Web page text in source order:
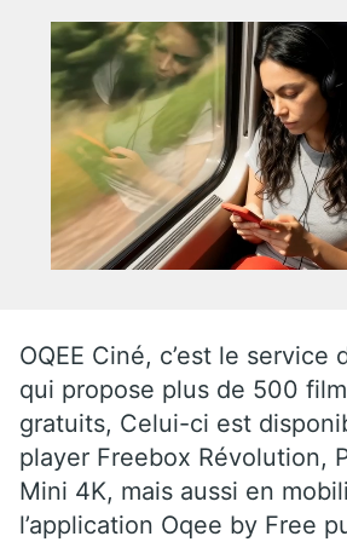
OQEE Ciné, c’est le service
qui propose plus de 500
gratuits, Celui-ci est
player Freebox Révolution,
Mini 4K, mais aussi en
l’application Oqee by Free